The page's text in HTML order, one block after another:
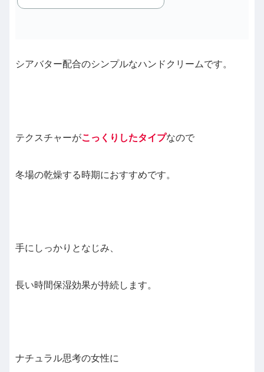
シアバター配合のシンプルなハンドクリームです。
テクスチャーがこっくりしたタイプなので
冬場の乾燥する時期におすすめです。
手にしっかりとなじみ、
長い時間保湿効果が持続します。
ナチュラル思考の女性に